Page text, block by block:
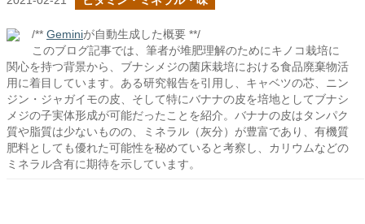
/** Geminiが自動生成した概要 **/
このブログ記事では、筆者が堆肥理解のためにキノコ栽培に
関心を持つ背景から、ブナシメジの菌床栽培における食品廃棄物活
用に着目しています。ある研究報告を引用し、キャベツの芯、ニン
ジン・ジャガイモの皮、そして特にバナナの皮を培地としてブナシ
メジの子実体形成が可能だったことを紹介。バナナの皮はタンパク
質や脂質は少ないものの、ミネラル（灰分）が豊富であり、有機質
肥料としても優れた可能性を秘めていると考察し、カリウムなどの
ミネラル含有に期待を示しています。